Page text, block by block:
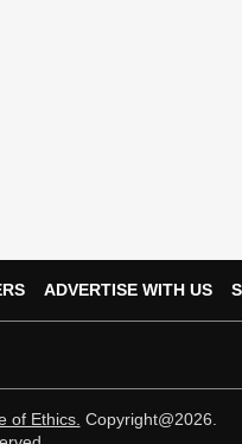
ADVERTISE WITH US
of Ethics. Copyright@2026.